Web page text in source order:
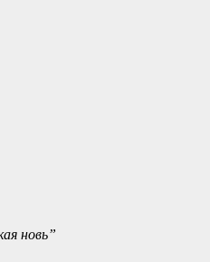
новь”